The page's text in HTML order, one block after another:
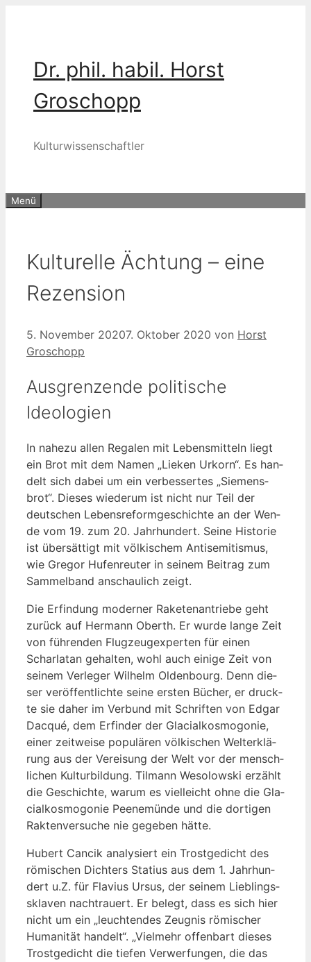
Dr. phil. habil. Horst
Groschopp
Kulturwissenschaftler
Menü
Kulturelle Ächtung – eine
Rezension
5. November 20207. Oktober 2020 von Horst
Groschopp
Ausgrenzende politische
Ideologien
In nahe­zu allen Rega­len mit Lebens­mit­teln liegt
ein Brot mit dem Namen „Lie­ken Urkorn“. Es han­
delt sich dabei um ein ver­bes­ser­tes „Sie­mens­
brot“. Die­ses wie­der­um ist nicht nur Teil der
deut­schen Lebens­re­form­ge­schich­te an der Wen­
de vom 19. zum 20. Jahr­hun­dert. Sei­ne His­to­rie
ist über­sät­tigt mit völ­ki­schem Anti­se­mi­tis­mus,
wie Gre­gor Hufen­reu­ter in sei­nem Bei­trag zum
Sam­mel­band anschau­lich zeigt.
Die Erfin­dung moder­ner Rake­ten­an­trie­be geht
zurück auf Her­mann Oberth. Er wur­de lan­ge Zeit
von füh­ren­den Flug­zeug­ex­per­ten für einen
Schar­la­tan gehal­ten, wohl auch eini­ge Zeit von
sei­nem Ver­le­ger Wil­helm Olden­bourg. Denn die­
ser ver­öf­fent­lich­te sei­ne ers­ten Bücher, er druck­
te sie daher im Ver­bund mit Schrif­ten von Edgar
Dac­qué, dem Erfin­der der Gla­cial­kosmo­go­nie,
einer zeit­wei­se popu­lä­ren völ­ki­schen Welt­erklä­
rung aus der Ver­ei­sung der Welt vor der mensch­
li­chen Kul­tur­bil­dung. Til­mann Weso­low­ski erzählt
die Geschich­te, war­um es viel­leicht ohne die Gla­
cial­kosmo­go­nie Pee­ne­mün­de und die dor­ti­gen
Rak­ten­ver­su­che nie gege­ben hätte.
Hubert Can­cik ana­ly­siert ein Trost­ge­dicht des
römi­schen Dich­ters Sta­ti­us aus dem 1. Jahr­hun­
dert u.Z. für Fla­vi­us Ursus, der sei­nem Lieb­lings­
skla­ven nach­trau­ert. Er belegt, dass es sich hier
nicht um ein „leuch­ten­des Zeug­nis römi­scher
Huma­ni­tät han­delt“. „Viel­mehr offen­bart die­ses
Trost­ge­dicht die tie­fen Ver­wer­fun­gen, die das